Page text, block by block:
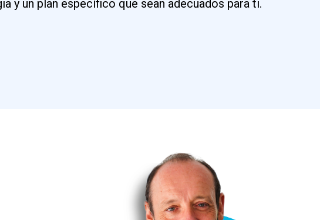
y un plan específico que sean adecuados para ti.